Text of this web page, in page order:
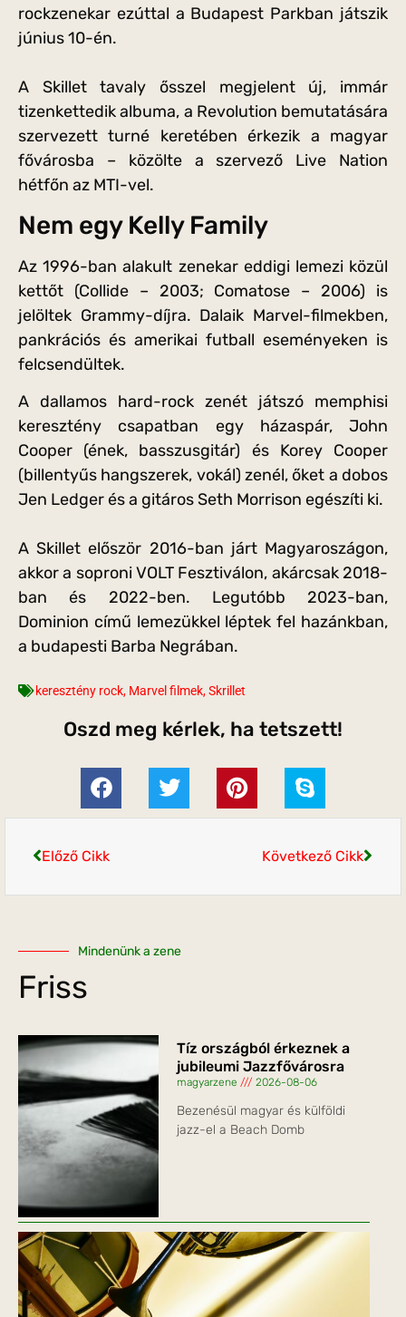
rockzenekar ezúttal a Budapest Parkban játszik
június 10-én.
A Skillet tavaly ősszel megjelent új, immár
tizenkettedik albuma, a Revolution bemutatására
szervezett turné keretében érkezik a magyar
fővárosba – közölte a szervező Live Nation
hétfőn az MTI-vel.
Nem egy Kelly Family
Az 1996-ban alakult zenekar eddigi lemezi közül
kettőt (Collide – 2003; Comatose – 2006) is
jelöltek Grammy-díjra. Dalaik Marvel-filmekben,
pankrációs és amerikai futball eseményeken is
felcsendültek.
A dallamos hard-rock zenét játszó memphisi
keresztény csapatban egy házaspár, John
Cooper (ének, basszusgitár) és Korey Cooper
(billentyűs hangszerek, vokál) zenél, őket a dobos
Jen Ledger és a gitáros Seth Morrison egészíti ki.
A Skillet először 2016-ban járt Magyaroszágon,
akkor a soproni VOLT Fesztiválon, akárcsak 2018-
ban és 2022-ben. Legutóbb 2023-ban,
Dominion című lemezükkel léptek fel hazánkban,
a budapesti Barba Negrában.
keresztény rock, Marvel filmek,Skrillet
Oszd meg kérlek, ha tetszett!
Előző Cikk Következő Cikk
Mindenünk a zene
Friss
Tíz országból érkeznek a
jubileumi Jazzfővárosra
magyarzene 2026-08-06
Bezenésül magyar és külföldi
jazz-el a Beach Domb